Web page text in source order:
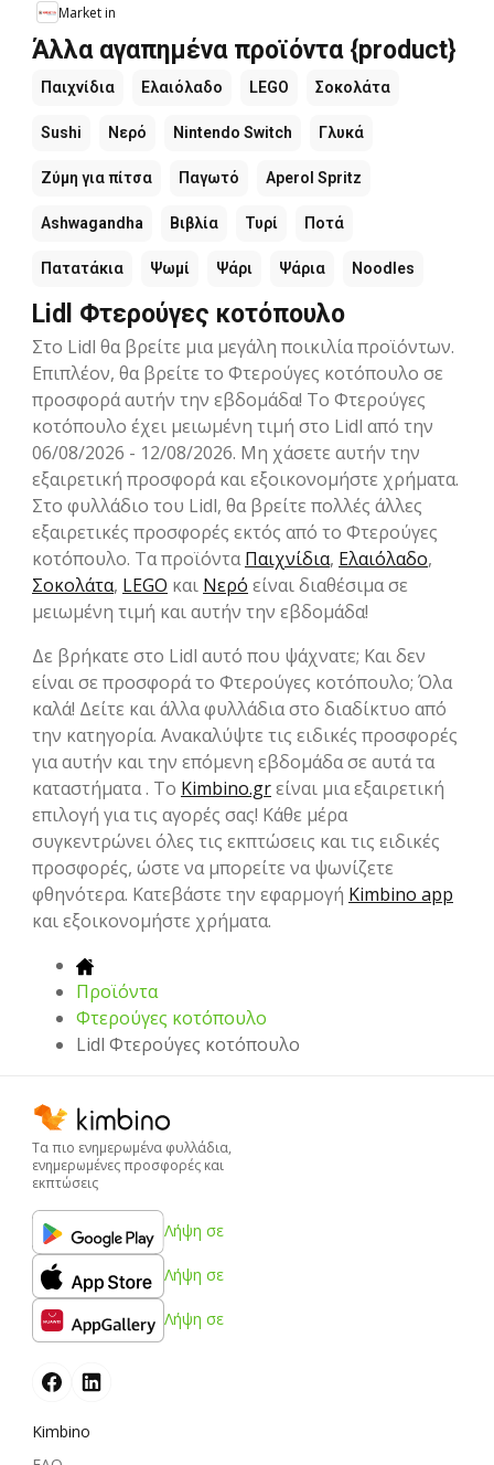
Market in
Άλλα αγαπημένα προϊόντα {product}
Παιχνίδια Ελαιόλαδο LEGO Σοκολάτα
Sushi Νερό Nintendo Switch Γλυκά
Ζύμη για πίτσα Παγωτό Aperol Spritz
Ashwagandha Βιβλία Τυρί Ποτά
Πατατάκια Ψωμί Ψάρι Ψάρια Noodles
Lidl Φτερούγες κοτόπουλο
Στο Lidl θα βρείτε μια μεγάλη ποικιλία προϊόντων.
Επιπλέον, θα βρείτε το Φτερούγες κοτόπουλο σε
προσφορά αυτήν την εβδομάδα! Το Φτερούγες
κοτόπουλο έχει μειωμένη τιμή στο Lidl από την
06/08/2026 - 12/08/2026. Μη χάσετε αυτήν την
εξαιρετική προσφορά και εξοικονομήστε χρήματα.
Στο φυλλάδιο του Lidl, θα βρείτε πολλές άλλες
εξαιρετικές προσφορές εκτός από το Φτερούγες
κοτόπουλο. Τα προϊόνταΠαιχνίδια, Ελαιόλαδο,
Σοκολάτα, LEGO και Νερό είναι διαθέσιμα σε
μειωμένη τιμή και αυτήν την εβδομάδα!
Δε βρήκατε στο Lidl αυτό που ψάχνατε; Και δεν
είναι σε προσφορά το Φτερούγες κοτόπουλο; Όλα
καλά! Δείτε και άλλα φυλλάδια στο διαδίκτυο από
την κατηγορία. Ανακαλύψτε τις ειδικές προσφορές
για αυτήν και την επόμενη εβδομάδα σε αυτά τα
καταστήματα . Το Kimbino.grείναι μια εξαιρετική
επιλογή για τις αγορές σας! Κάθε μέρα
συγκεντρώνει όλες τις εκπτώσεις και τις ειδικές
προσφορές, ώστε να μπορείτε να ψωνίζετε
φθηνότερα. Κατεβάστε την εφαρμογή Kimbino app
και εξοικονομήστε χρήματα.
Προϊόντα
Φτερούγες κοτόπουλο
Lidl Φτερούγες κοτόπουλο
Τα πιο ενημερωμένα φυλλάδια,
ενημερωμένες προσφορές και
εκπτώσεις
Λήψη σε
Λήψη σε
Λήψη σε
Kimbino